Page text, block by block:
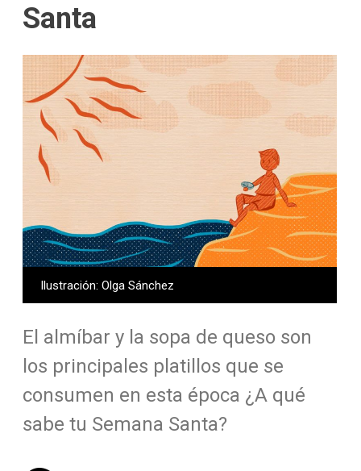
Santa
Ilustración: Olga Sánchez
El almíbar y la sopa de queso son
los principales platillos que se
consumen en esta época ¿A qué
sabe tu Semana Santa?